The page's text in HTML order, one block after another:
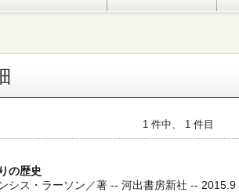
1 件中、 1 件目
の歴史
シス・ラーソン／著 -- 河出書房新社 --